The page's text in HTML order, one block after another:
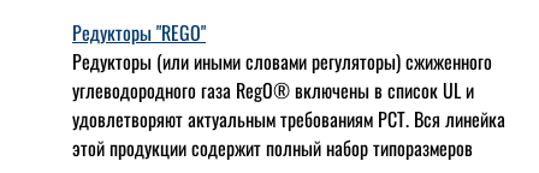
Редукторы "REGO"
Редукторы (или иными словами регуляторы) сжиженного
углеводородного газа RegO® включены в список UL и
удовлетворяют актуальным требованиям РСТ. Вся линейка
этой продукции содержит полный набор типоразмеров